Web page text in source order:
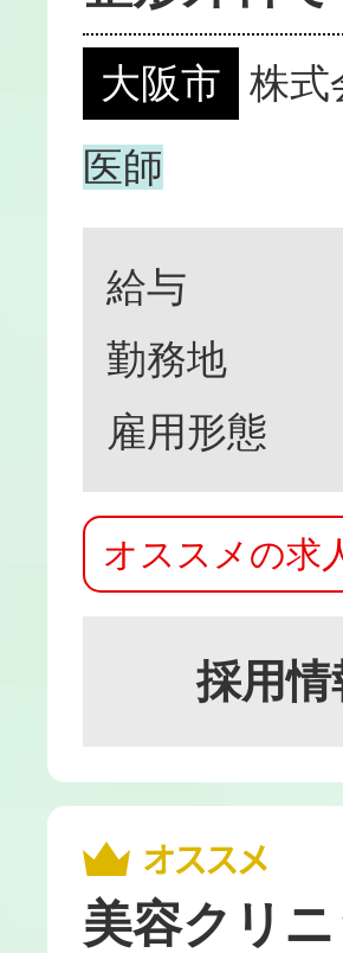
大阪市
株式
医師
給与
勤務地
雇用形態
オススメの求
採用情
美容クリ